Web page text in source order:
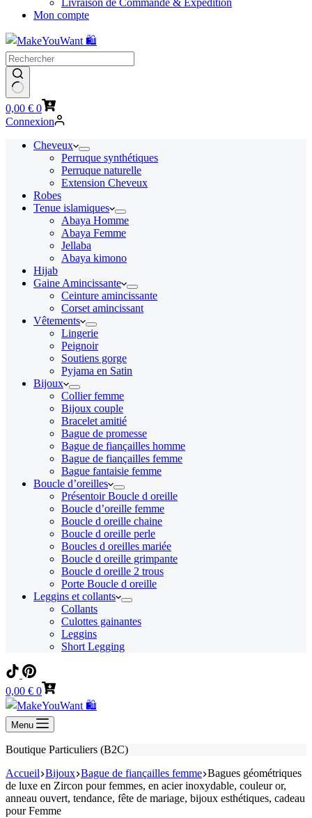
Livraison de Commande & Expédition
Mon compte
Panier
d’achat
0,00 € 0
Connexion
Cheveux
Perruque synthétiques
Perruque naturelle
Extension Cheveux
Robes
Tenue islamiques
Abaya Homme
Abaya Femme
Jellaba
Abaya kimono
Hijab
Gaine Amincissante
Ceinture amincissante
Corset amincissant
Vêtements
Lingerie
Peignoir
Soutiens gorge
Pyjama en Satin
Bijoux
Collier femme
Bijoux couple
Bracelet amitié
Bague de promesse
Bague de fiançailles homme
Bague de fiançailles femme
Bague fantaisie femme
Boucle d’oreilles
Présentoir Boucle d oreille
Boucle d’oreille femme
Boucle d oreille chaine
Boucle d oreille perle
Boucles d oreilles mariée
Boucle d oreille grimpante
Boucle d oreille 2 trous
Porte Boucle d oreille
Leggins et collants
Collants
Culottes gainantes
Leggins
Short Legging
Panier
d’achat
0,00 € 0
Menu
Boutique Particuliers (B2C)
Accueil Bijoux Bague de fiançailles femme Bagues géométriques
de luxe en Zircon pour femmes, en acier inoxydable, couleur or,
anneau ouvert, tendance, fête de mariage, bijoux esthétiques, cadeau
pour Femme